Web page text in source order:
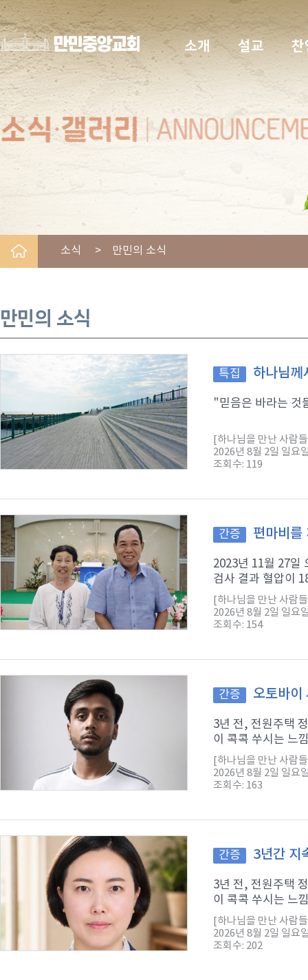
소개 설교 찬
소식 > 만민의 소식
만민의 소식
특집 하나님께
"믿음은 바라는 것
[하나님을 만난 사람
2026년 8월 2일 일요
조회수: 119
간증 편마비를
2023년 11월 27일
검사 결과 혈압이
[하나님을 만난 사람
2026년 8월 2일 일요
조회수: 154
간증 오토바이
3년 전, 전원주택
이 콕콕 쑤시는 느
[하나님을 만난 사람
2026년 8월 2일 일요
조회수: 163
간증 3년간 지
3년 전, 전원주택
이 콕콕 쑤시는 느
[하나님을 만난 사람
2026년 8월 2일 일요
조회수: 202